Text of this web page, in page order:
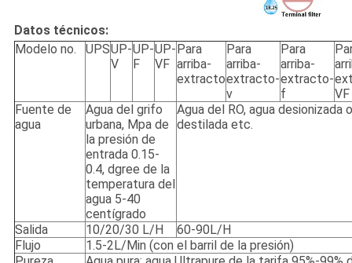
Datos técnicos:
Modelo no.
UPSUP-
V
UP-
F
UP-
VF
Para
arriba-
extracto
Para
arriba-
extracto-
v
Para
arriba-
extracto-
f
VF
Fuente de
agua
Agua del grifo
urbana, Mpa de
la presión de
entrada 0.15-
0.4, dgree de la
temperatura del
agua 5-40
centígrado
Agua del RO, agua desionizada
destilada etc.
Salida 10/20/30 L/H
60-90L/H
Flujo
1.5-2L/Min (con el barril de la presión)